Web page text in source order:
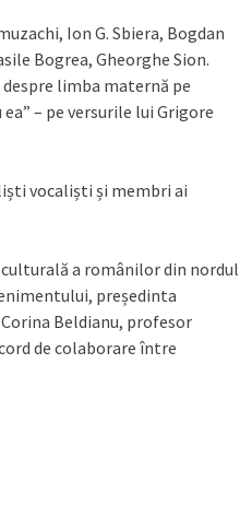
Ion G. Sbiera, Bogdan
Bogrea, Gheorghe Sion.
limba maternă pe
– pe versurile lui Grigore
vocaliști și membri ai
a românilor din nordul
președinta
Beldianu, profesor
de colaborare între